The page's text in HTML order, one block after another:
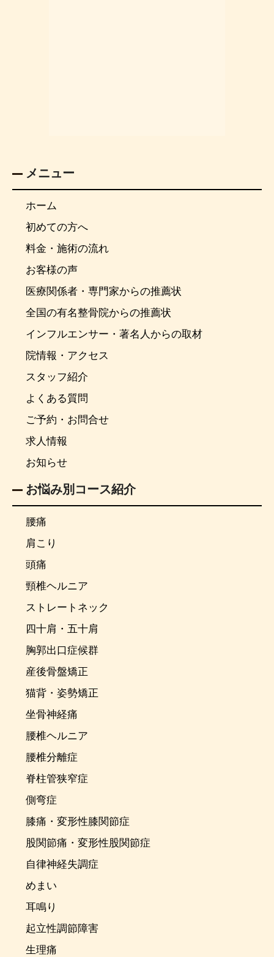
メニュー
ホーム
初めての方へ
料金・施術の流れ
お客様の声
医療関係者・専門家からの推薦状
全国の有名整骨院からの推薦状
インフルエンサー・著名人からの取材
院情報・アクセス
スタッフ紹介
よくある質問
ご予約・お問合せ
求人情報
お知らせ
お悩み別コース紹介
腰痛
肩こり
頭痛
頸椎ヘルニア
ストレートネック
四十肩・五十肩
胸郭出口症候群
産後骨盤矯正
猫背・姿勢矯正
坐骨神経痛
腰椎ヘルニア
腰椎分離症
脊柱管狭窄症
側弯症
膝痛・変形性膝関節症
股関節痛・変形性股関節症
自律神経失調症
めまい
耳鳴り
起立性調節障害
生理痛